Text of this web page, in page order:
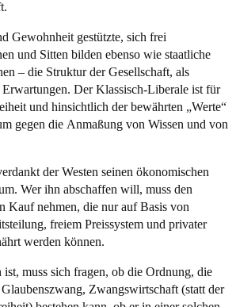
Gewohnheit gestützte, sich frei
und Sitten bilden ebenso wie staatliche
– die Struktur der Gesellschaft, als
Der Klassisch-Liberale ist für
und hinsichtlich der bewährten „Werte“
gegen die Anmaßung von Wissen und von
der Westen seinen ökonomischen
Wer ihn abschaffen will, muss den
Kauf nehmen, die nur auf Basis von
freiem Preissystem und privater
werden können.
ist, muss sich fragen, ob die Ordnung, die
Zwangswirtschaft (statt der